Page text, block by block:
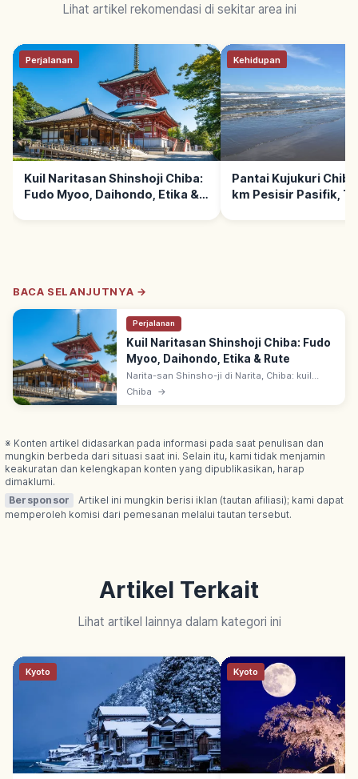
Lihat artikel rekomendasi di sekitar area ini
Perjalanan
Kuil Naritasan Shinshoji Chiba:
Fudo Myoo, Daihondo, Etika &
Kehidupan
Pantai Kujukuri
km Pesisir Pasifik,
BACA SELANJUTNYA →
Perjalanan
Kuil Naritasan Shinshoji Chiba: Fudo
Myoo, Daihondo, Etika & Rute
Narita-san Shinsho-ji di Narita, Chiba: kuil
Shingon Chisan sejak 940. Fudo Myoo konon
Chiba →
※ Konten artikel didasarkan pada informasi pada saat penulisan dan
mungkin berbeda dari situasi saat ini. Selain itu, kami tidak menjamin
keakuratan dan kelengkapan konten yang dipublikasikan, harap
dimaklumi.
Bersponsor
Artikel ini mungkin berisi iklan (tautan afiliasi); kami dapat
memperoleh komisi dari pemesanan melalui tautan tersebut.
Artikel Terkait
Lihat artikel lainnya dalam kategori ini
Kyoto Kyoto